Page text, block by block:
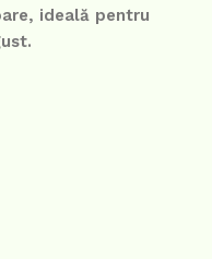
ideală pentru